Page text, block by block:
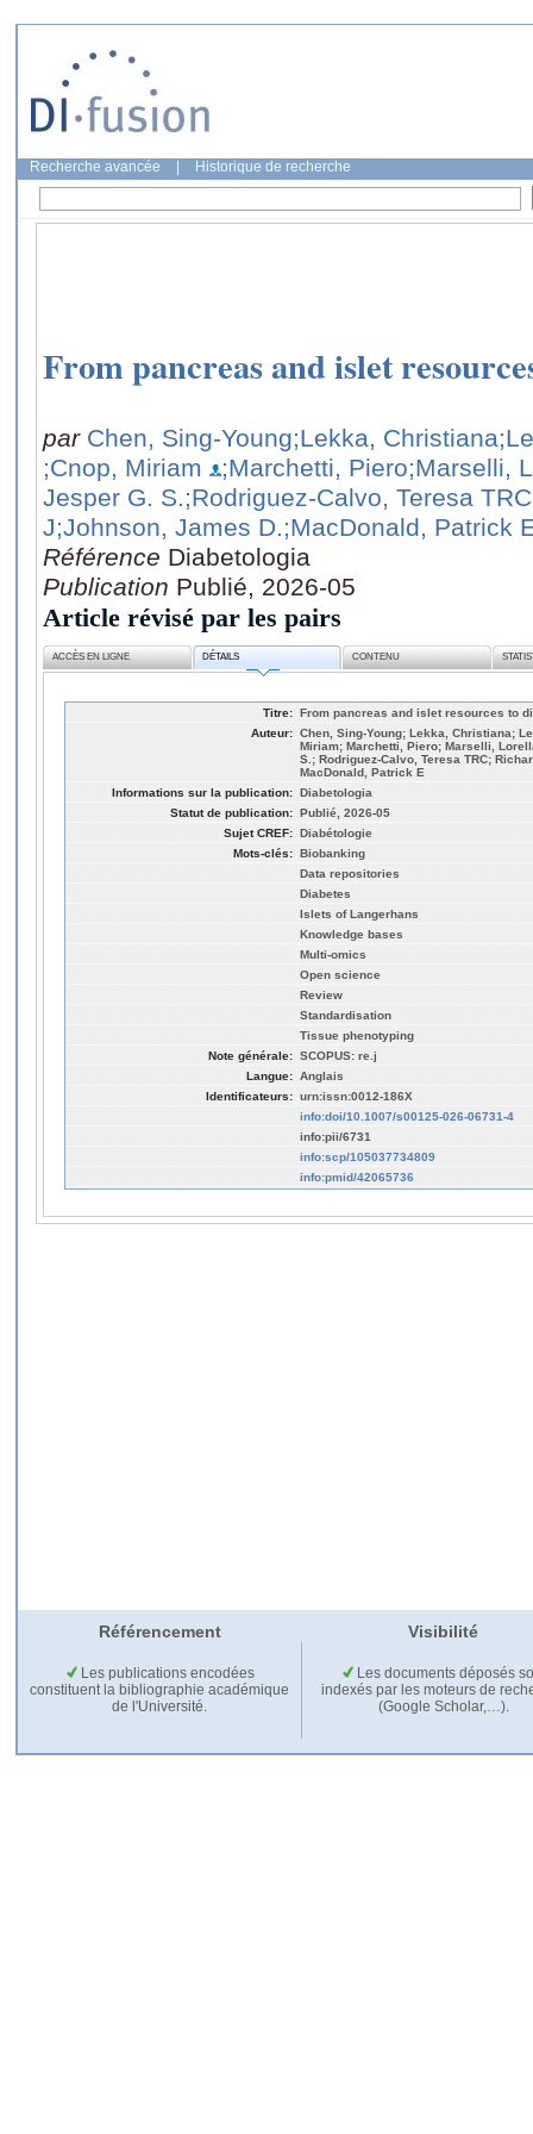
Recherche avancée Historique de recherche
From pancreas and islet
par Chen, Sing-Young;Lekka, Christiana
;Cnop, Miriam
;Marchetti, Piero;Marselli,
Jesper G. S.;Rodriguez-Calvo, Teresa TRC
J;Johnson, James D.;MacDonald, Patrick
Référence Diabetologia
Publication Publié, 2026-05
Article révisé par les pairs
ACCÈS EN LIGNE DÉTAILS CONTENU
Titre: From pancreas and islet resources to
Auteur: Chen, Sing-Young; Lekka, Christiana;
Miriam; Marchetti, Piero; Marselli,
S.; Rodriguez-Calvo, Teresa TRC;
MacDonald, Patrick E
Informations sur la publication: Diabetologia
Statut de publication: Publié, 2026-05
Sujet CREF: Diabétologie
Mots-clés: Biobanking
Data repositories
Diabetes
Islets of Langerhans
Knowledge bases
Multi-omics
Open science
Review
Standardisation
Tissue phenotyping
Note générale: SCOPUS: re.j
Langue: Anglais
Identificateurs: urn:issn:0012-186X
info:doi/10.1007/s00125-026-06731-4
info:pii/6731
info:scp/105037734809
info:pmid/42065736
Référencement Visibilité
Les publications encodées
constituent la bibliographie académique
de l'Université.
Les documents déposés
indexés par les moteurs de
(Google Scholar,…).